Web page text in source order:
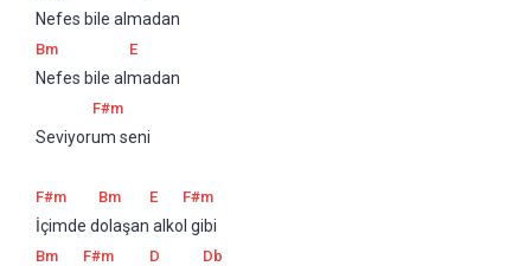
Nefes bile almadan
Bm E
Nefes bile almadan
F#m
Seviyorum seni
F#m Bm E F#m
İçimde dolaşan alkol gibi
Bm F#m D Db